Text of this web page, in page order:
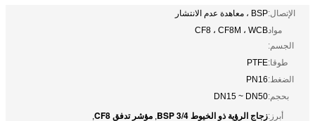
الإتصال:BSP ، معاهدة عدم الانتشار
مواد
الجسم:
CF8 ، CF8M ، WCB
طوقا:PTFE
الضغط:PN16
بحجم:DN15 ~ DN50
أبرز:زجاج الرؤية ذو الخيوط BSP 3/4 , مؤشر تدفق CF8 ,